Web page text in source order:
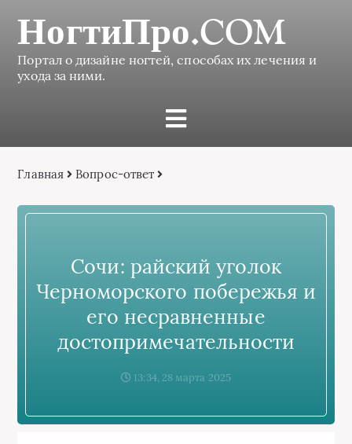
НогтиПро.COM
Портал о дизайне ногтей, способах их лечения и
ухода за ними.
Главная Вопрос-ответ
Сочи: райский уголок
Черноморского побережья и
его несравненные
достопримечательности
13:34, 28 марта 2025